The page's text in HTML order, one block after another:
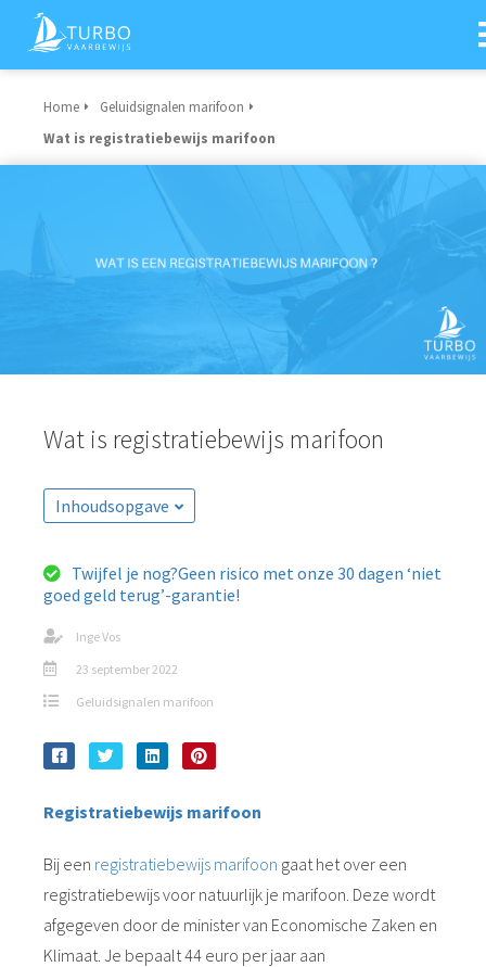
Home
Geluidsignalen marifoon
Wat is registratiebewijs marifoon
Wat is registratiebewijs marifoon
Inhoudsopgave
Twijfel je nog?Geen risico met onze 30 dagen ‘niet
goed geld terug’-garantie!
Inge Vos
23 september 2022
Geluidsignalen marifoon
Registratiebewijs marifoon
Bij een registratiebewijs marifoon gaat het over een
registratiebewijs voor natuurlijk je marifoon. Deze wordt
afgegeven door de minister van Economische Zaken en
Klimaat. Je bepaalt 44 euro per jaar aan